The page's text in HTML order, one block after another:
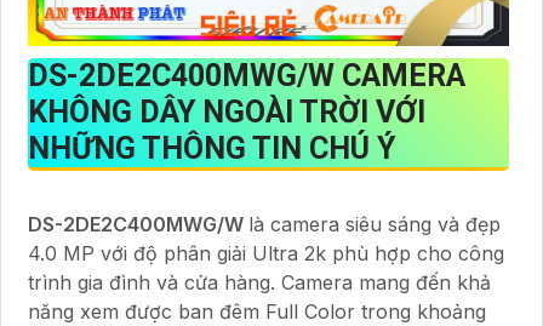
DS-2DE2C400MWG/W CAMERA
KHÔNG DÂY NGOÀI TRỜI VỚI
NHỮNG THÔNG TIN CHÚ Ý
DS-2DE2C400MWG/W là camera siêu sáng và đẹp
4.0 MP với độ phân giải Ultra 2k phù hợp cho công
trình gia đình và cửa hàng. Camera mang đến khả
năng xem được ban đêm Full Color trong khoảng